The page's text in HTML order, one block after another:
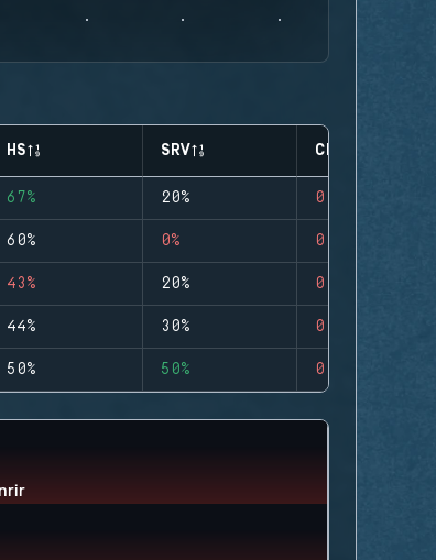
HS SRV CLUTCHES
67% 20% 0
60% 0% 0
43% 20% 0
44% 30% 0
50% 50% 0